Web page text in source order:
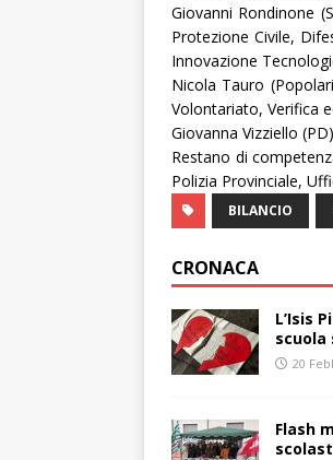
Giovanni Rondinone
Protezione Civile,
Innovazione
Nicola Tauro
Volontariato, Verifica
Giovanna Vizziello
Restano di
Polizia Provinciale,
BILANCIO
CRONACA
L’Isis
scuola
20
Flash